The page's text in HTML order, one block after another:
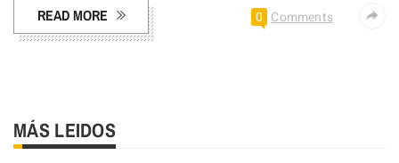
READ MORE 0 Comments
MÁS LEIDOS